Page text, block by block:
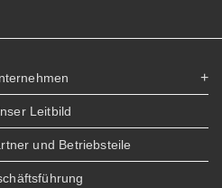
Leitbild
und Betriebsteile